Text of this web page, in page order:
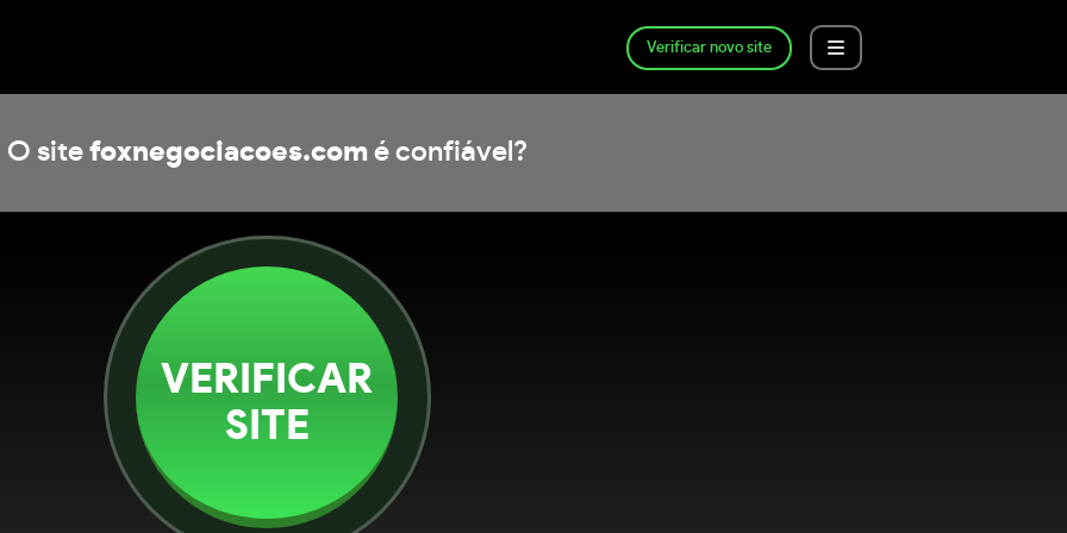
Verificar novo site
O site foxnegociacoes.comé confiável?
VERIFICAR
SITE